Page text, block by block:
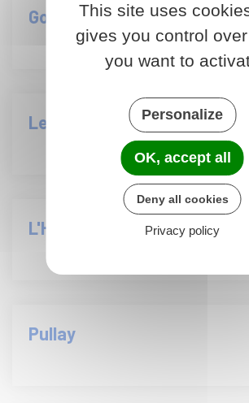
Gournay-le-Guérin
Les Barils
L'Hosmes
Pullay
This site uses
gives you control
you want to
Personalize
OK, accept all
Deny all cookies
Privacy policy